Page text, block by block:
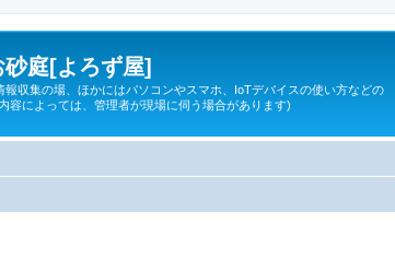
庭[よろず屋]
収集の場、ほかにはパソコンやスマホ、IoTデバイスの使い方などの
容によっては、管理者が現場に伺う場合があります)